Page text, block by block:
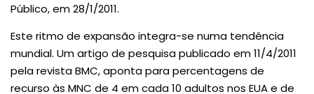
Público, em 28/1/2011.
Este ritmo de expansão integra-se numa tendência
mundial. Um artigo de pesquisa publicado em 11/4/2011
pela revista BMC, aponta para percentagens de
recurso às MNC de 4 em cada 10 adultos nos EUA e de